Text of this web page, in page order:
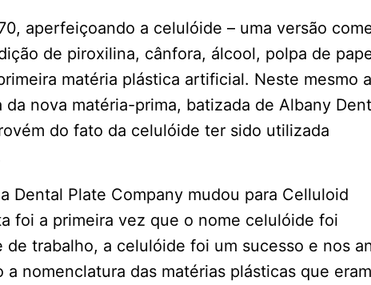
aperfeiçoando a celulóide – uma versão
de piroxilina, cânfora, álcool, polpa de
matéria plástica artificial. Neste mesmo
nova matéria-prima, batizada de Albany
do fato da celulóide ter sido utilizada
Dental Plate Company mudou para Celluloid
foi a primeira vez que o nome celulóide foi
de trabalho, a celulóide foi um sucesso e nos
nomenclatura das matérias plásticas que eram